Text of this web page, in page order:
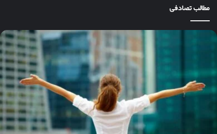
مطالب تصادفی